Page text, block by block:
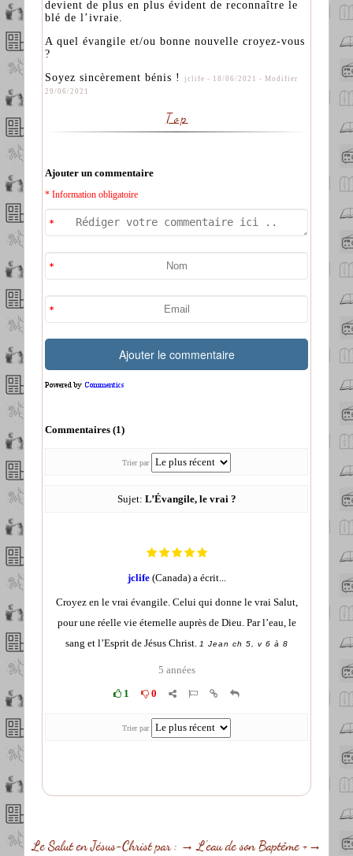
devient de plus en plus évident de reconnaître le
blé de l’ivraie.
A quel évangile et/ou bonne nouvelle croyez-vous
?
Soyez sincèrement bénis !
jclife - 18/06/2021 - Modifier
29/06/2021
Top
Le Salut en Jésus-Christ par : → L'eau de son Baptême +→